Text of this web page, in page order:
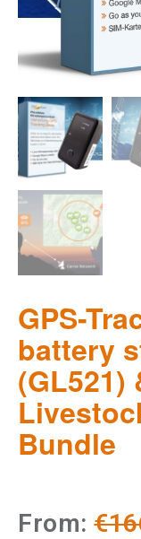
GPS-
battery
(GL521)
Bundle
From:€